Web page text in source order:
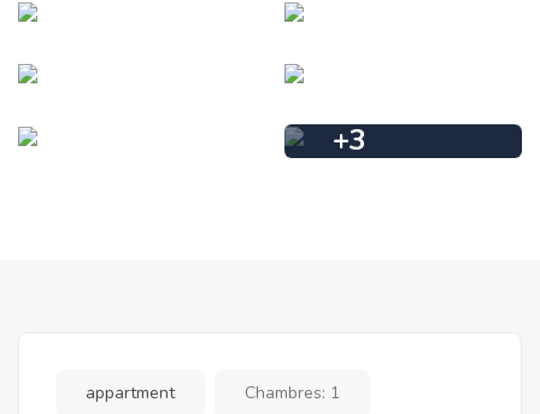
+3
appartment Chambres: 1